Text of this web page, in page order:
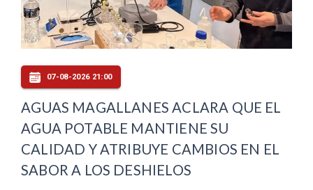
07-08-2026 21:00
AGUAS MAGALLANES ACLARA QUE EL
AGUA POTABLE MANTIENE SU
CALIDAD Y ATRIBUYE CAMBIOS EN EL
SABOR A LOS DESHIELOS